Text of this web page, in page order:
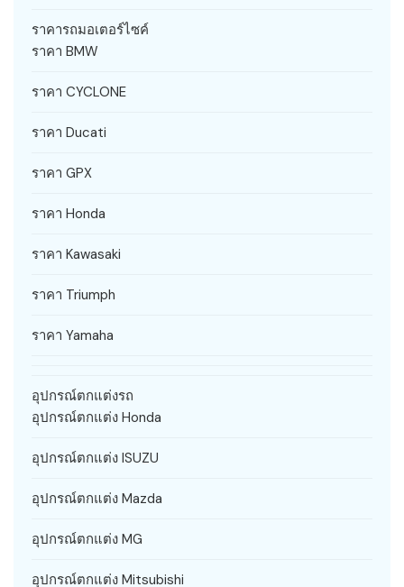
ราคารถมอเตอร์ไซค์
ราคา BMW
ราคา CYCLONE
ราคา Ducati
ราคา GPX
ราคา Honda
ราคา Kawasaki
ราคา Triumph
ราคา Yamaha
อุปกรณ์ตกแต่งรถ
อุปกรณ์ตกแต่ง Honda
อุปกรณ์ตกแต่ง ISUZU
อุปกรณ์ตกแต่ง Mazda
อุปกรณ์ตกแต่ง MG
อุปกรณ์ตกแต่ง Mitsubishi